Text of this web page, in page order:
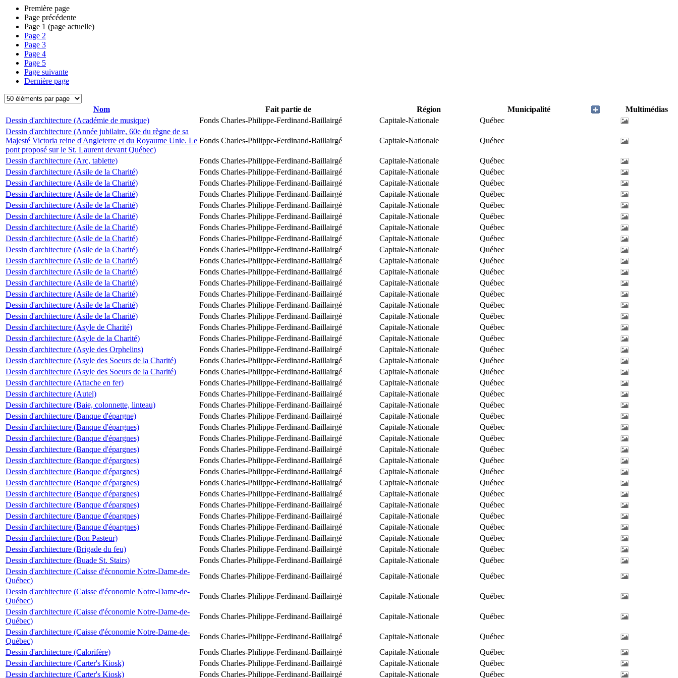
Première page
Page précédente
Page 1 (page actuelle)
Page 2
Page 3
Page 4
Page 5
Page suivante
Dernière page
Nom Fait partie de Région Municipalité
Multimédias
Dessin d'architecture (Académie de musique)
Fonds Charles-Philippe-Ferdinand-Baillairgé Capitale-Nationale
Québec
Dessin d'architecture (Année jubilaire, 60e du règne de sa
Majesté Victoria reine d'Angleterre et du Royaume Unie. Le
pont proposé sur le St. Laurent devant Québec)
Fonds Charles-Philippe-Ferdinand-Baillairgé Capitale-Nationale Québec
Dessin d'architecture (Arc, tablette) Fonds Charles-Philippe-Ferdinand-Baillairgé Capitale-Nationale
Québec
Dessin d'architecture (Asile de la Charité)
Fonds Charles-Philippe-Ferdinand-Baillairgé Capitale-Nationale
Québec
Dessin d'architecture (Asile de la Charité)
Fonds Charles-Philippe-Ferdinand-Baillairgé Capitale-Nationale
Québec
Dessin d'architecture (Asile de la Charité)
Fonds Charles-Philippe-Ferdinand-Baillairgé Capitale-Nationale
Québec
Dessin d'architecture (Asile de la Charité)
Fonds Charles-Philippe-Ferdinand-Baillairgé Capitale-Nationale
Québec
Dessin d'architecture (Asile de la Charité)
Fonds Charles-Philippe-Ferdinand-Baillairgé Capitale-Nationale
Québec
Dessin d'architecture (Asile de la Charité)
Fonds Charles-Philippe-Ferdinand-Baillairgé Capitale-Nationale
Québec
Dessin d'architecture (Asile de la Charité)
Fonds Charles-Philippe-Ferdinand-Baillairgé Capitale-Nationale
Québec
Dessin d'architecture (Asile de la Charité)
Fonds Charles-Philippe-Ferdinand-Baillairgé Capitale-Nationale
Québec
Dessin d'architecture (Asile de la Charité)
Fonds Charles-Philippe-Ferdinand-Baillairgé Capitale-Nationale
Québec
Dessin d'architecture (Asile de la Charité)
Fonds Charles-Philippe-Ferdinand-Baillairgé Capitale-Nationale
Québec
Dessin d'architecture (Asile de la Charité)
Fonds Charles-Philippe-Ferdinand-Baillairgé Capitale-Nationale
Québec
Dessin d'architecture (Asile de la Charité)
Fonds Charles-Philippe-Ferdinand-Baillairgé Capitale-Nationale
Québec
Dessin d'architecture (Asile de la Charité)
Fonds Charles-Philippe-Ferdinand-Baillairgé Capitale-Nationale
Québec
Dessin d'architecture (Asile de la Charité)
Fonds Charles-Philippe-Ferdinand-Baillairgé Capitale-Nationale
Québec
Dessin d'architecture (Asyle de Charité)
Fonds Charles-Philippe-Ferdinand-Baillairgé Capitale-Nationale
Québec
Dessin d'architecture (Asyle de la Charité)
Fonds Charles-Philippe-Ferdinand-Baillairgé Capitale-Nationale
Québec
Dessin d'architecture (Asyle des Orphelins)
Fonds Charles-Philippe-Ferdinand-Baillairgé Capitale-Nationale
Québec
Dessin d'architecture (Asyle des Soeurs de la Charité)
Fonds Charles-Philippe-Ferdinand-Baillairgé Capitale-Nationale
Québec
Dessin d'architecture (Asyle des Soeurs de la Charité)
Fonds Charles-Philippe-Ferdinand-Baillairgé Capitale-Nationale
Québec
Dessin d'architecture (Attache en fer)
Fonds Charles-Philippe-Ferdinand-Baillairgé Capitale-Nationale
Québec
Dessin d'architecture (Autel)
Fonds Charles-Philippe-Ferdinand-Baillairgé Capitale-Nationale
Québec
Dessin d'architecture (Baie, colonnette, linteau)
Fonds Charles-Philippe-Ferdinand-Baillairgé Capitale-Nationale
Québec
Dessin d'architecture (Banque d'épargne)
Fonds Charles-Philippe-Ferdinand-Baillairgé Capitale-Nationale
Québec
Dessin d'architecture (Banque d'épargnes)
Fonds Charles-Philippe-Ferdinand-Baillairgé Capitale-Nationale
Québec
Dessin d'architecture (Banque d'épargnes)
Fonds Charles-Philippe-Ferdinand-Baillairgé Capitale-Nationale
Québec
Dessin d'architecture (Banque d'épargnes)
Fonds Charles-Philippe-Ferdinand-Baillairgé Capitale-Nationale
Québec
Dessin d'architecture (Banque d'épargnes)
Fonds Charles-Philippe-Ferdinand-Baillairgé Capitale-Nationale
Québec
Dessin d'architecture (Banque d'épargnes)
Fonds Charles-Philippe-Ferdinand-Baillairgé Capitale-Nationale
Québec
Dessin d'architecture (Banque d'épargnes)
Fonds Charles-Philippe-Ferdinand-Baillairgé Capitale-Nationale
Québec
Dessin d'architecture (Banque d'épargnes)
Fonds Charles-Philippe-Ferdinand-Baillairgé Capitale-Nationale
Québec
Dessin d'architecture (Banque d'épargnes)
Fonds Charles-Philippe-Ferdinand-Baillairgé Capitale-Nationale
Québec
Dessin d'architecture (Banque d'épargnes)
Fonds Charles-Philippe-Ferdinand-Baillairgé Capitale-Nationale
Québec
Dessin d'architecture (Banque d'épargnes)
Fonds Charles-Philippe-Ferdinand-Baillairgé Capitale-Nationale
Québec
Dessin d'architecture (Bon Pasteur)
Fonds Charles-Philippe-Ferdinand-Baillairgé Capitale-Nationale
Québec
Dessin d'architecture (Brigade du feu)
Fonds Charles-Philippe-Ferdinand-Baillairgé Capitale-Nationale
Québec
Dessin d'architecture (Buade St. Stairs)
Fonds Charles-Philippe-Ferdinand-Baillairgé Capitale-Nationale
Québec
Dessin d'architecture (Caisse d'économie Notre-Dame-de-
Québec)
Fonds Charles-Philippe-Ferdinand-Baillairgé Capitale-Nationale
Québec
Dessin d'architecture (Caisse d'économie Notre-Dame-de-
Québec)
Fonds Charles-Philippe-Ferdinand-Baillairgé Capitale-Nationale
Québec
Dessin d'architecture (Caisse d'économie Notre-Dame-de-
Québec)
Fonds Charles-Philippe-Ferdinand-Baillairgé Capitale-Nationale
Québec
Dessin d'architecture (Caisse d'économie Notre-Dame-de-
Québec)
Fonds Charles-Philippe-Ferdinand-Baillairgé Capitale-Nationale
Québec
Dessin d'architecture (Calorifère)
Fonds Charles-Philippe-Ferdinand-Baillairgé Capitale-Nationale
Québec
Dessin d'architecture (Carter's Kiosk)
Fonds Charles-Philippe-Ferdinand-Baillairgé Capitale-Nationale
Québec
Dessin d'architecture (Carter's Kiosk)
Fonds Charles-Philippe-Ferdinand-Baillairgé Capitale-Nationale Québec